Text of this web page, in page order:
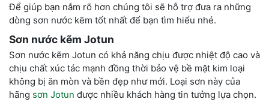
Để giúp bạn nắm rõ hơn chúng tôi sẽ hỗ trợ đưa ra những
dòng sơn nước kẽm tốt nhất để bạn tìm hiểu nhé.
Sơn nước kẽm Jotun
Sơn nước kẽm Jotun có khả năng chịu được nhiệt độ cao và
chịu chất xúc tác mạnh đồng thời bảo vệ bề mặt kim loại
không bị ăn mòn và bền đẹp như mới. Loại sơn này của
hãng sơn Jotun được nhiều khách hàng tin tưởng lựa chọn.